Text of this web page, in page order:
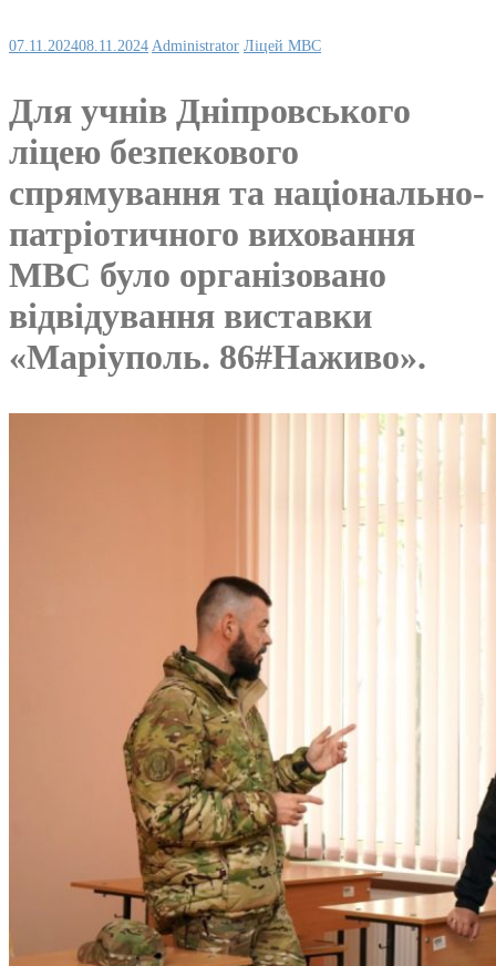
07.11.202408.11.2024 Administrator Ліцей МВС
Для учнів Дніпровського
ліцею безпекового
спрямування та національно-
патріотичного виховання
МВС було організовано
відвідування виставки
«Маріуполь. 86#Наживо».